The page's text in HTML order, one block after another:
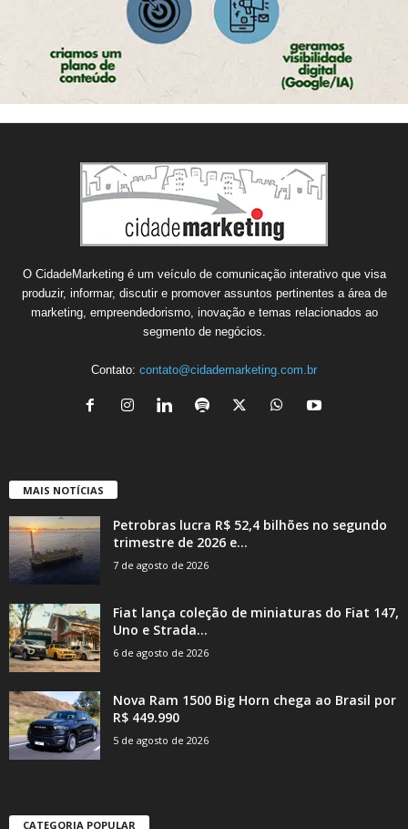
O CidadeMarketing é um veículo de comunicação interativo que visa
produzir, informar, discutir e promover assuntos pertinentes a área de
marketing, empreendedorismo, inovação e temas relacionados ao
segmento de negócios.
Contato: contato@cidademarketing.com.br
MAIS NOTÍCIAS
Petrobras lucra R$ 52,4 bilhões no segundo
trimestre de 2026 e...
7 de agosto de 2026
Fiat lança coleção de miniaturas do Fiat 147,
Uno e Strada...
6 de agosto de 2026
Nova Ram 1500 Big Horn chega ao Brasil por
R$ 449.990
5 de agosto de 2026
CATEGORIA POPULAR